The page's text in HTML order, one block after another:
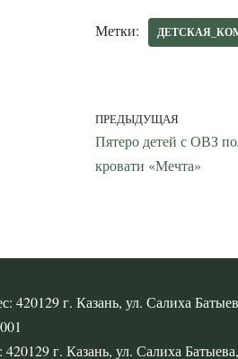
Метки:
ПРЕДЫДУЩАЯ
Пятеро детей с ОВЗ
кровати «Мечта»
420129 г. Казань, ул. Салиха
г. Казань, ул. Салиха